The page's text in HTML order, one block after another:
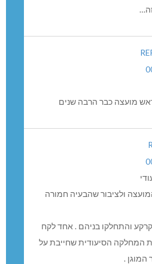
מועצה כבר הרבה שנים
ולציבור שהבעיה חמורה
בקרקע והתחלקו בניהם . אחד לקח
המחלקה הסיעודית שחייבת על
המוגן .